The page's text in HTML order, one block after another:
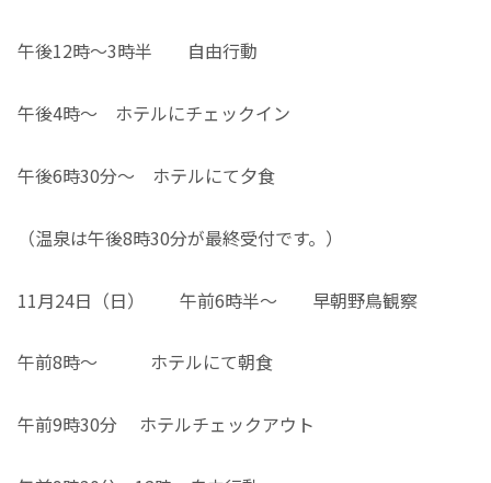
午後12時～3時半 自由行動
午後4時～ ホテルにチェックイン
午後6時30分～ ホテルにて夕食
（温泉は午後8時30分が最終受付です。）
11月24日（日） 午前6時半～ 早朝野鳥観察
午前8時～ ホテルにて朝食
午前9時30分 ホテルチェックアウト